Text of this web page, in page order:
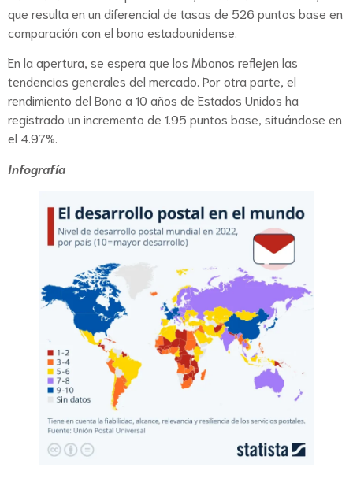
que resulta en un diferencial de tasas de 526 puntos base en
comparación con el bono estadounidense.
En la apertura, se espera que los Mbonos reflejen las
tendencias generales del mercado. Por otra parte, el
rendimiento del Bono a 10 años de Estados Unidos ha
registrado un incremento de 1.95 puntos base, situándose en
el 4.97%.
Infografía